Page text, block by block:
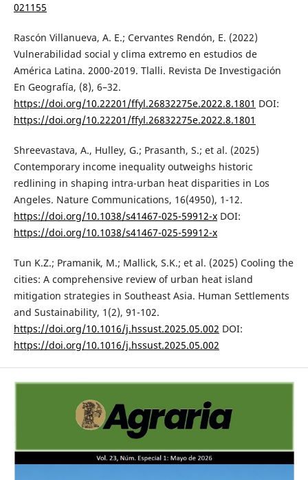
021155
Rascón Villanueva, A. E.; Cervantes Rendón, E. (2022)
Vulnerabilidad social y clima extremo en estudios de
América Latina. 2000-2019. Tlalli. Revista De Investigación
En Geografía, (8), 6–32.
https://doi.org/10.22201/ffyl.26832275e.2022.8.1801 DOI:
https://doi.org/10.22201/ffyl.26832275e.2022.8.1801
Shreevastava, A., Hulley, G.; Prasanth, S.; et al. (2025)
Contemporary income inequality outweighs historic
redlining in shaping intra-urban heat disparities in Los
Angeles. Nature Communications, 16(4950), 1-12.
https://doi.org/10.1038/s41467-025-59912-xDOI:
https://doi.org/10.1038/s41467-025-59912-x
Tun K.Z.; Pramanik, M.; Mallick, S.K.; et al. (2025) Cooling the
cities: A comprehensive review of urban heat island
mitigation strategies in Southeast Asia. Human Settlements
and Sustainability, 1(2), 91-102.
https://doi.org/10.1016/j.hssust.2025.05.002 DOI:
https://doi.org/10.1016/j.hssust.2025.05.002